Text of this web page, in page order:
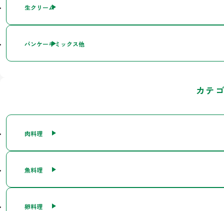
生クリーム
パンケーキミックス他
カテ
肉料理
魚料理
卵料理